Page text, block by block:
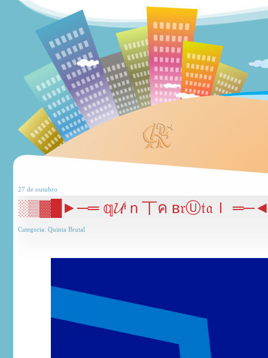
27 de outubro
░▒▓█►─═ 𝕢𝓤ᶤｎ丅ค в𝔯Ⓤ𝔱𝔞ｌ
Categoria: Quinta Brutal